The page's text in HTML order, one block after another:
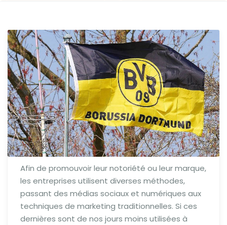
Afin de promouvoir leur notoriété ou leur marque,
les entreprises utilisent diverses méthodes,
passant des médias sociaux et numériques aux
techniques de marketing traditionnelles. Si ces
dernières sont de nos jours moins utilisées à